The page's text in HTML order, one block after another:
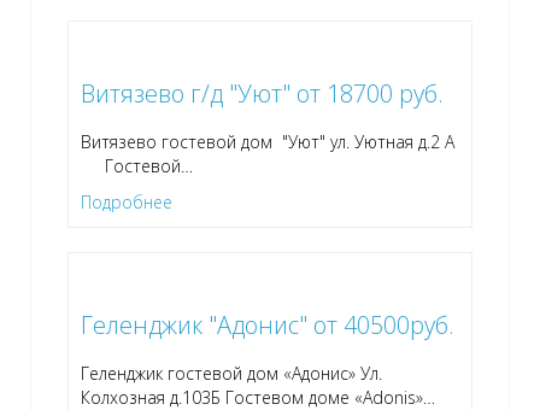
Витязево г/д "Уют" от 18700 руб.
Витязево гостевой дом "Уют" ул. Уютная д.2 А
Гостевой
Подробнее
Геленджик "Адонис" от 40500руб.
Геленджик гостевой дом «Адонис» Ул.
Колхозная д.103Б Гостевом доме «Adonis»